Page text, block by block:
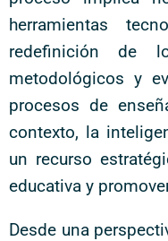
herramientas
redefinición de
metodológicos y
procesos de
contexto, la
un recurso
educativa y
Desde una